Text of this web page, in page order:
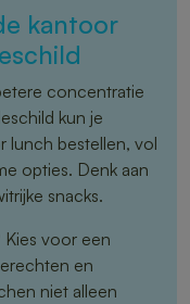
kantoor
concentratie
kun je
lunch bestellen, vol
opties. Denk aan
snacks.
Kies voor een
en
niet alleen